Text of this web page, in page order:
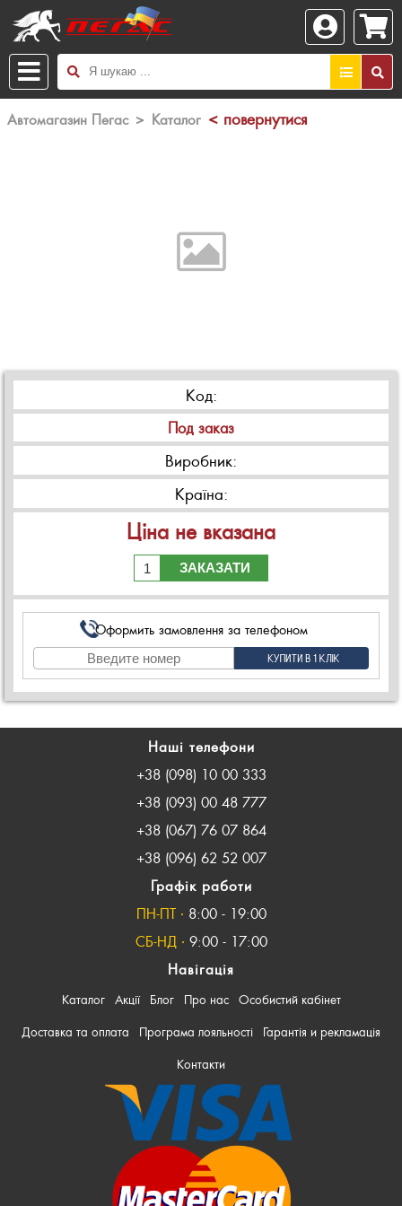
Автомагазин Пегас > Каталог < повернутися
Код:
Под заказ
Виробник:
Країна:
Ціна не вказана
ЗАКАЗАТИ
Оформить замовлення за телефоном
Наші телефони
+38 (098) 10 00 333
+38 (093) 00 48 777
+38 (067) 76 07 864
+38 (096) 62 52 007
Графік работи
ПН-ПТ ∙ 8:00 - 19:00
СБ-НД ∙ 9:00 - 17:00
Навігація
Каталог Акції Блог Про нас
Особистий кабінет
Доставка та оплата
Програма лояльності
Гарантія и рекламація
Контакти